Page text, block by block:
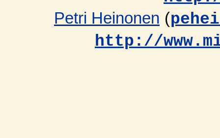
Petri Heinonen (
http://